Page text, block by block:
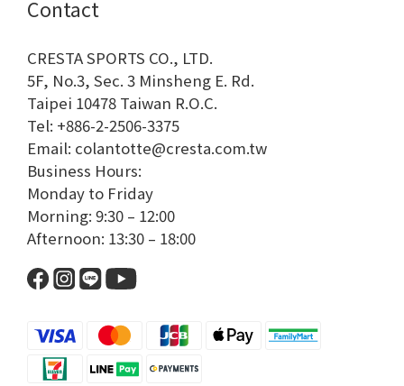
Contact
CRESTA SPORTS CO., LTD.
5F, No.3, Sec. 3 Minsheng E. Rd.
Taipei 10478 Taiwan R.O.C.
Tel: +886-2-2506-3375
Email: colantotte@cresta.com.tw
Business Hours:
Monday to Friday
Morning: 9:30 – 12:00
Afternoon: 13:30 – 18:00